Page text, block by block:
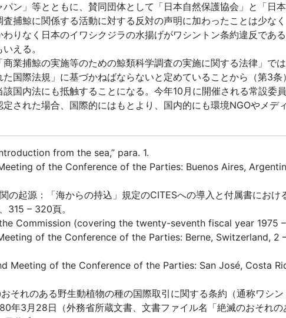
パン」等とともに、賛同団体として「日本自然保護協会」と「日
捕鯨に関係する活動に対する反対の声明に加わったことは少な
りなく日本のイワシクジラの水揚げがワシントン条約違反であ
える。
業捕鯨の実施等のための鯨類科学調査の実施に関する法律」で
国際法規」に基づかねばならないと定めていることから（第3
国内法にも抵触することになる。今年10月に開催される常設委
された場合、国際的にはもとより、国内的にも環境NGOやメデ
from the sea,” para. 1.
of the Conference of the Parties: Buenos Aires,
の起源：「海からの持込」規定のCITESへの導入と付属書におけ
315 – 320頁。
Commission (covering the twenty-seventh fiscal year 1975 –
of the Conference of the Parties: Berne, Switzerland, 2
Meeting of the Conference of the Parties: San José, Costa
それのある野生動植物の種の国際取引に関する条約（通称ワシ
年3月28日（外務省所蔵文書、文書ファイル名「絶滅のおそれの